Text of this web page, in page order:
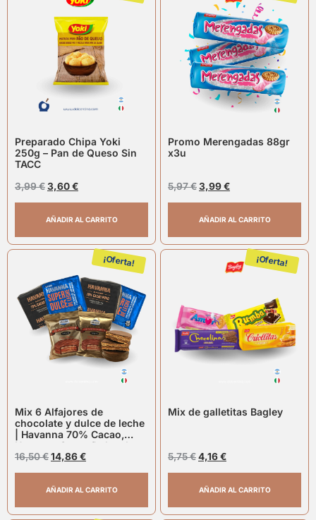
Preparado Chipa Yoki
250g – Pan de Queso Sin
TACC
3,99€3,60€
AÑADIR AL CARRITO
Promo Merengadas 88gr
x3u
5,97€3,99€
AÑADIR AL CARRITO
¡Oferta!
Mix 6 Alfajores de
chocolate y dulce de leche
| Havanna 70% Cacao,
Havanna Super Dulce de
Leche, Mardel Chocolate
16,50€14,86€
AÑADIR AL CARRITO
¡Oferta!
Mix de galletitas Bagley
5,75€4,16€
AÑADIR AL CARRITO